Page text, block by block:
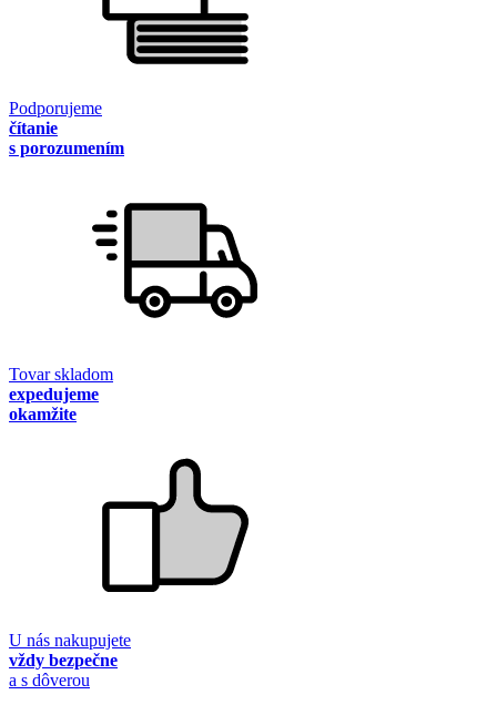
Podporujeme
čítanie
s porozumením
Tovar skladom
expedujeme
okamžite
U nás nakupujete
vždy bezpečne
a s dôverou